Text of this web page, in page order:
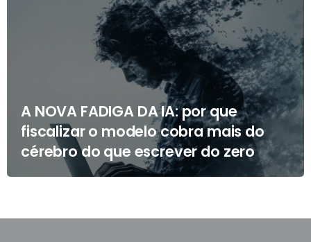
A NOVA FADIGA DA IA: por que
fiscalizar o modelo cobra mais do
cérebro do que escrever do zero